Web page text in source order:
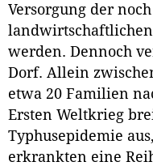
Versorgung der
werden. Dennoch
Dorf. Allein
etwa 20 Familien
Ersten Weltkrieg
Typhusepidemie
erkrankten eine